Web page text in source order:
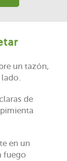
un tazón,
de
en un
fuego